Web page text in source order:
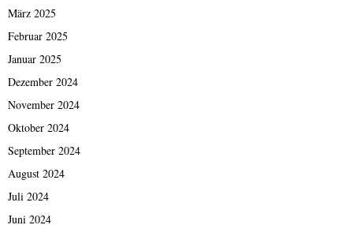
März 2025
Februar 2025
Januar 2025
Dezember 2024
November 2024
Oktober 2024
September 2024
August 2024
Juli 2024
Juni 2024